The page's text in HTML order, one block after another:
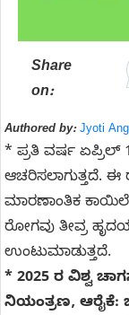
Share
on:
Authored by: Jyoti
* ಪ್ರತಿ ವರ್ಷ ಏಪ್ರಿಲ್
ಆಚರಿಸಲಾಗುತ್ತದೆ.
ಮಾರಣಾಂತಿಕ
ರೋಗವು ತೀವ್ರ
ಉಂಟುಮಾಡುತ್ತದೆ.
* 2025 ರ ವಿಶ್ವ
ನಿಯಂತ್ರಣ, ಆರೈಕೆ: